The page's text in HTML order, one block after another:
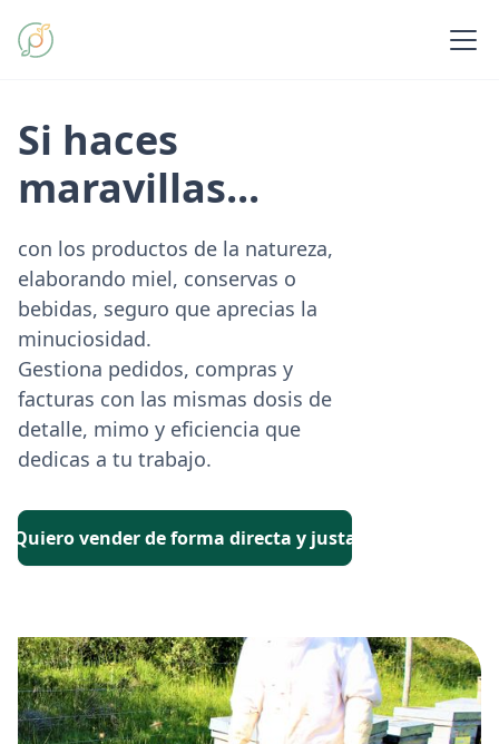
Si haces
maravillas...
con los productos de la natureza,
elaborando miel, conservas o
bebidas, seguro que aprecias la
minuciosidad.
Gestiona pedidos, compras y
facturas con las mismas dosis de
detalle, mimo y eficiencia que
dedicas a tu trabajo.
Quiero vender de forma directa y justa